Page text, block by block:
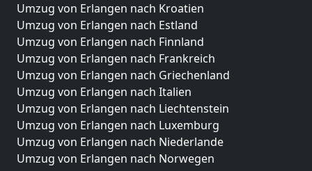
Umzug von Erlangen nach Kroatien
Umzug von Erlangen nach Estland
Umzug von Erlangen nach Finnland
Umzug von Erlangen nach Frankreich
Umzug von Erlangen nach Griechenland
Umzug von Erlangen nach Italien
Umzug von Erlangen nach Liechtenstein
Umzug von Erlangen nach Luxemburg
Umzug von Erlangen nach Niederlande
Umzug von Erlangen nach Norwegen